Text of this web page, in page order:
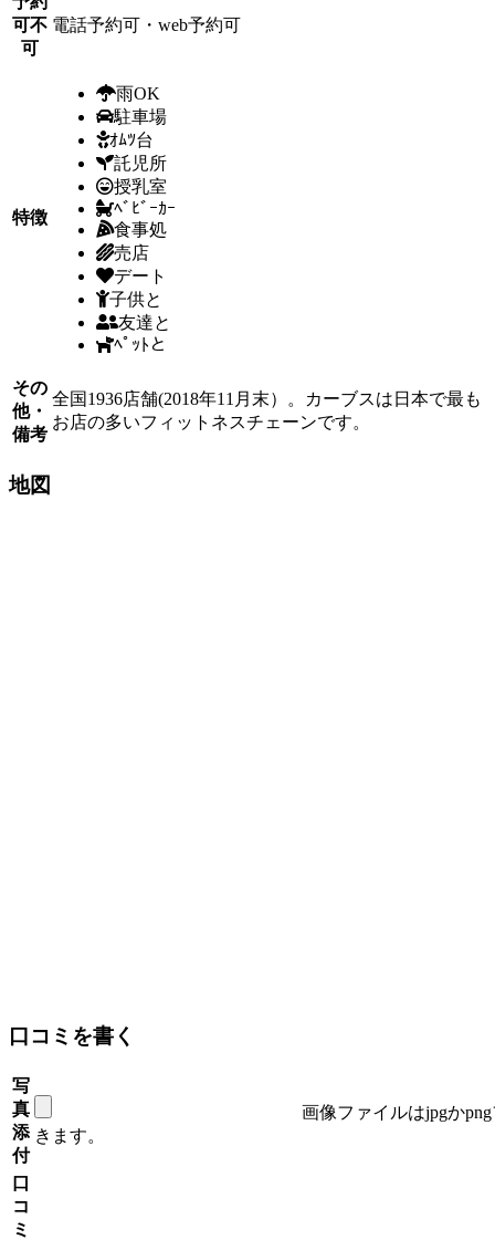
可不
可
電話予約可・web予約可
特徴
雨OK
駐車場
ｵﾑﾂ台
託児所
授乳室
ﾍﾞﾋﾞｰｶｰ
食事処
売店
デート
子供と
友達と
ﾍﾟｯﾄと
その
他・
備考
全国1936店舗(2018年11月末）。カーブスは日本で最も
お店の多いフィットネスチェーンです。
地図
口コミを書く
写
真
添
付
画像ファイルはjpgか
きます。
口
コ
ミ